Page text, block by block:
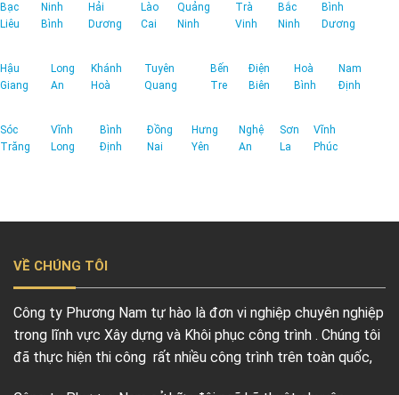
Bạc
Liêu
Ninh
Bình
Hải
Dương
Lào
Cai
Quảng
Ninh
Trà
Vinh
Bắc
Ninh
Bình
Dương
Hậu
Giang
Long
An
Khánh
Hoà
Tuyên
Quang
Bến
Tre
Điện
Biên
Hoà
Bình
Nam
Định
Sóc
Trăng
Vĩnh
Long
Bình
Định
Đồng
Nai
Hưng
Yên
Nghệ
An
Sơn
La
Vĩnh
Phúc
VỀ CHÚNG TÔI
Công ty Phương Nam tự hào là đơn vi nghiệp chuyên nghiệp
trong lĩnh vực Xây dựng và Khôi phục công trình . Chúng tôi
đã thực hiện thi công rất nhiều công trình trên toàn quốc,